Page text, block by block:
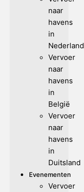
naar
havens
in
Nederland
Vervoer
naar
havens
in
België
Vervoer
naar
havens
in
Duitsland
Evenementen
Vervoer